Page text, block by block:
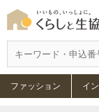
ファッション イ